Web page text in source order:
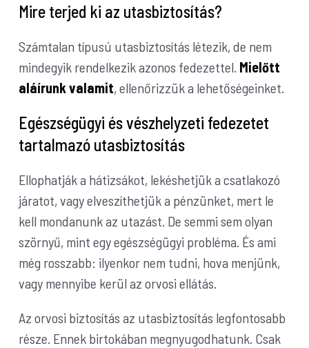
Mire terjed ki az utasbiztosítás?
Számtalan típusú utasbiztosítás létezik, de nem
mindegyik rendelkezik azonos fedezettel. Mielőtt
aláírunk valamit, ellenőrizzük a lehetőségeinket.
Egészségügyi és vészhelyzeti fedezetet
tartalmazó utasbiztosítás
Ellophatják a hátizsákot, lekéshetjük a csatlakozó
járatot, vagy elveszíthetjük a pénzünket, mert le
kell mondanunk az utazást. De semmi sem olyan
szörnyű, mint egy egészségügyi probléma. És ami
még rosszabb: ilyenkor nem tudni, hova menjünk,
vagy mennyibe kerül az orvosi ellátás.
Az orvosi biztosítás az utasbiztosítás legfontosabb
része. Ennek birtokában megnyugodhatunk. Csak